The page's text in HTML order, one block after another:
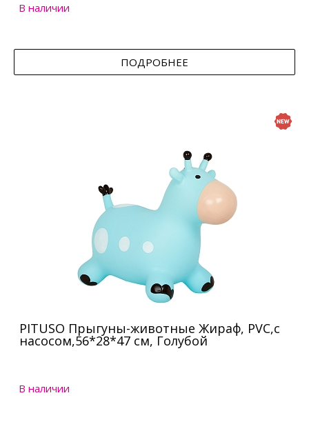
В наличии
ПОДРОБНЕЕ
PITUSO Прыгуны-животные Жираф, PVC,с
насосом,56*28*47 см, Голубой
В наличии